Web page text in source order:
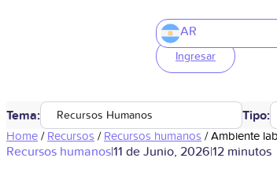
AR
Ingresar
Tema: Recursos Humanos Tipo:
Home / Recursos / Recursos humanos /Ambiente
Recursos humanos|11 de Junio, 2026|12 minutos